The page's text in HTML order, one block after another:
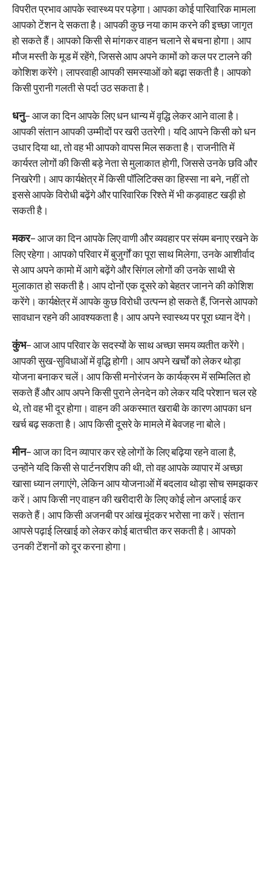
विपरीत प्रभाव आपके स्वास्थ्य पर पड़ेगा। आपका कोई पारिवारिक मामला
आपको टेंशन दे सकता है। आपकी कुछ नया काम करने की इच्छा जागृत
हो सकते हैं। आपको किसी से मांगकर वाहन चलाने से बचना होगा। आप
मौज मस्ती के मूड में रहेंगे, जिससे आप अपने कामों को कल पर टालने की
कोशिश करेंगे। लापरवाही आपकी समस्याओं को बढ़ा सकती है। आपको
किसी पुरानी गलती से पर्दा उठ सकता है।
धनु– आज का दिन आपके लिए धन धान्य में वृद्धि लेकर आने वाला है।
आपकी संतान आपकी उम्मीदों पर खरी उतरेगी। यदि आपने किसी को धन
उधार दिया था, तो वह भी आपको वापस मिल सकता है। राजनीति में
कार्यरत लोगों की किसी बड़े नेता से मुलाकात होगी, जिससे उनके छवि और
निखरेगी। आप कार्यक्षेत्र में किसी पॉलिटिक्स का हिस्सा ना बने, नहीं तो
इससे आपके विरोधी बढ़ेंगे और पारिवारिक रिश्ते में भी कड़वाहट खड़ी हो
सकती है।
मकर– आज का दिन आपके लिए वाणी और व्यवहार पर संयम बनाए रखने के
लिए रहेगा। आपको परिवार में बुजुर्गों का पूरा साथ मिलेगा, उनके आशीर्वाद
से आप अपने कामो में आगे बढ़ेंगे और सिंगल लोगों की उनके साथी से
मुलाकात हो सकती है। आप दोनों एक दूसरे को बेहतर जानने की कोशिश
करेंगे। कार्यक्षेत्र में आपके कुछ विरोधी उत्पन्न हो सकते हैं, जिनसे आपको
सावधान रहने की आवश्यकता है। आप अपने स्वास्थ्य पर पूरा ध्यान देंगे।
कुंभ– आज आप परिवार के सदस्यों के साथ अच्छा समय व्यतीत करेंगे।
आपकी सुख-सुविधाओं में वृद्धि होगी। आप अपने खर्चों को लेकर थोड़ा
योजना बनाकर चलें। आप किसी मनोरंजन के कार्यक्रम में सम्मिलित हो
सकते हैं और आप अपने किसी पुराने लेनदेन को लेकर यदि परेशान चल रहे
थे, तो वह भी दूर होगा। वाहन की अकस्मात खराबी के कारण आपका धन
खर्च बढ़ सकता है। आप किसी दूसरे के मामले में बेवजह ना बोले।
मीन– आज का दिन व्यापार कर रहे लोगों के लिए बढ़िया रहने वाला है,
उन्होंने यदि किसी से पार्टनरशिप की थी, तो वह आपके व्यापार में अच्छा
खासा ध्यान लगाएंगे, लेकिन आप योजनाओं में बदलाव थोड़ा सोच समझकर
करें। आप किसी नए वाहन की खरीदारी के लिए कोई लोन अप्लाई कर
सकते हैं। आप किसी अजनबी पर आंख मूंदकर भरोसा ना करें। संतान
आपसे पढ़ाई लिखाई को लेकर कोई बातचीत कर सकती है। आपको
उनकी टेंशनों को दूर करना होगा।